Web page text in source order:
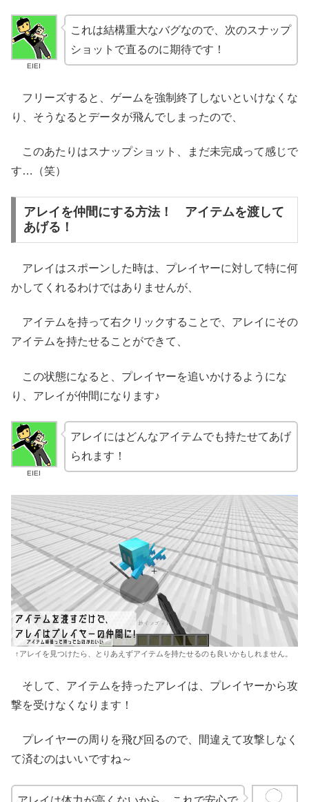
EIEI
これは結構重大なバグなので、次のスナップ
ショットで直るのに期待です！
フリーズすると、ゲームを強制終了しないといけなくな
り、そうなるとデータが飛んでしまったので、
このあたりはスナップショット、まだ未完成って感じで
す…（笑）
アレイを仲間にする方法！ アイテムを渡して
あげる！
アレイはスポーンした時は、プレイヤーに対して特に何
かしてくれるわけではありませんが、
アイテムを持って右クリックすることで、アレイにその
アイテムを持たせることができて、
この状態になると、プレイヤーを追いかけるようにな
り、アレイが仲間になります♪
EIEI
アレイにはどんなアイテムでも持たせてあげ
られます！
↑アレイを見つけたら、とりあえずアイテムを持たせるのも良いかもしれません。
そして、アイテムを持ったアレイは、プレイヤーから攻
撃を受けなくなります！
プレイヤーの周りを飛び回るので、間違えて攻撃しなく
て済むのはいいですね～